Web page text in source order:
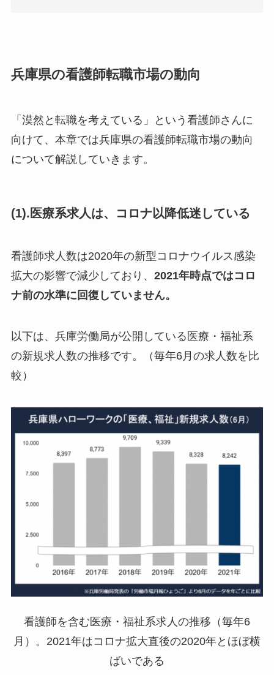
兵庫県の看護師転職市場の動向
「漠然と転職を考えている」という看護師さんに
向けて、本章では兵庫県の看護師転職市場の動向
について解説していきます。
(1).医療系求人は、コロナ以降低迷している
看護師求人数は2020年の新型コロナウイルス感染
拡大の影響で減少しており、 2021年時点ではコロ
ナ前の水準に回復していません。
以下は、兵庫労働局が公開している医療・福祉系
の新規求人数の推移です。（毎年6月の求人数を比
較）
看護師を含む医療・福祉系求人の推移（毎年6
月）。2021年はコロナ拡大直後の2020年とほぼ横
ばいである